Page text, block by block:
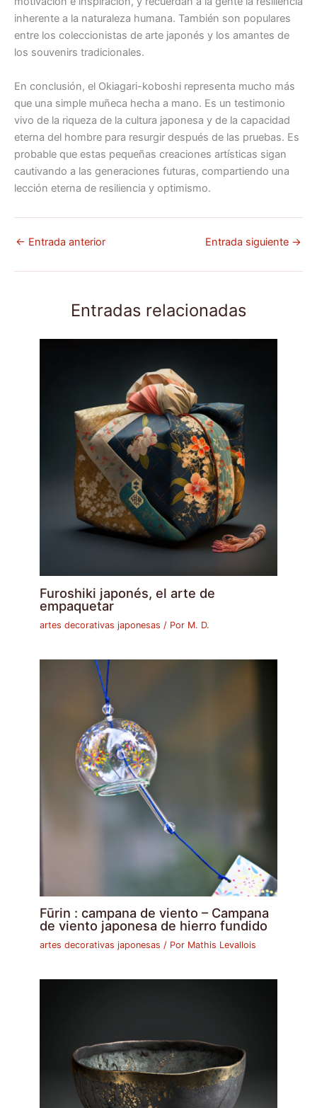
inherente a la naturaleza humana. También son populares
entre los coleccionistas de arte japonés y los amantes de
los souvenirs tradicionales.
En conclusión, el Okiagari-koboshi representa mucho más
que una simple muñeca hecha a mano. Es un testimonio
vivo de la riqueza de la cultura japonesa y de la capacidad
eterna del hombre para resurgir después de las pruebas. Es
probable que estas pequeñas creaciones artísticas sigan
cautivando a las generaciones futuras, compartiendo una
lección eterna de resiliencia y optimismo.
← Entrada anterior Entrada siguiente →
Entradas relacionadas
Furoshiki japonés, el arte de
empaquetar
artes decorativas japonesas / Por M. D.
Fūrin : campana de viento – Campana
de viento japonesa de hierro fundido
artes decorativas japonesas / Por Mathis Levallois